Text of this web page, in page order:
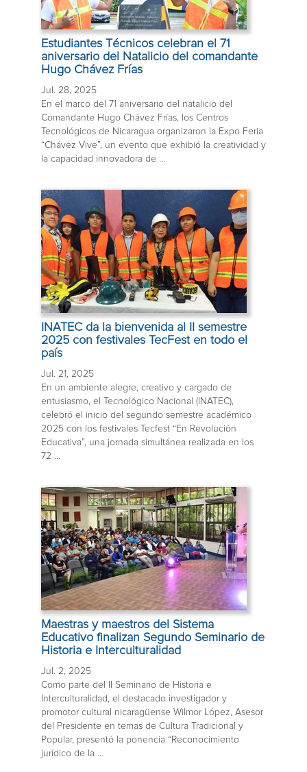
Estudiantes Técnicos celebran el 71
aniversario del Natalicio del comandante
Hugo Chávez Frías
Jul. 28, 2025
En el marco del 71 aniversario del natalicio del
Comandante Hugo Chávez Frías, los Centros
Tecnológicos de Nicaragua organizaron la Expo Feria
“Chávez Vive”, un evento que exhibió la creatividad y
la capacidad innovadora de ...
INATEC da la bienvenida al II semestre
2025 con festivales TecFest en todo el
país
Jul. 21, 2025
En un ambiente alegre, creativo y cargado de
entusiasmo, el Tecnológico Nacional (INATEC),
celebró el inicio del segundo semestre académico
2025 con los festivales Tecfest “En Revolución
Educativa”, una jornada simultánea realizada en los
72 ...
Maestras y maestros del Sistema
Educativo finalizan Segundo Seminario de
Historia e Interculturalidad
Jul. 2, 2025
Como parte del II Seminario de Historia e
Interculturalidad, el destacado investigador y
promotor cultural nicaragüense Wilmor López, Asesor
del Presidente en temas de Cultura Tradicional y
Popular, presentó la ponencia “Reconocimiento
jurídico de la ...